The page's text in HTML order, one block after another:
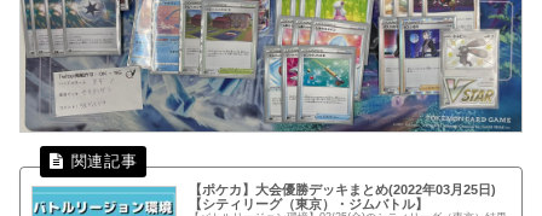
【ポケカ】大会優勝デッキまとめ(2022年03月25日)
【シティリーグ（東京）・ジムバトル】